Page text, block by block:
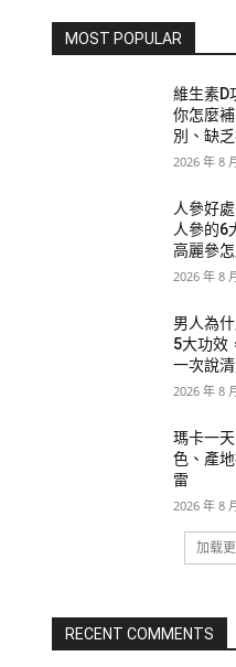
MOST POPULAR
維生素D
你怎麼
別、缺
2026 年 8
人參好
人參的6
高麗參
2026 年 8
男人為
5大功效
一次說
2026 年 8
瑪卡一
色、產
雷
2026 年 8
加载
RECENT COMMENTS